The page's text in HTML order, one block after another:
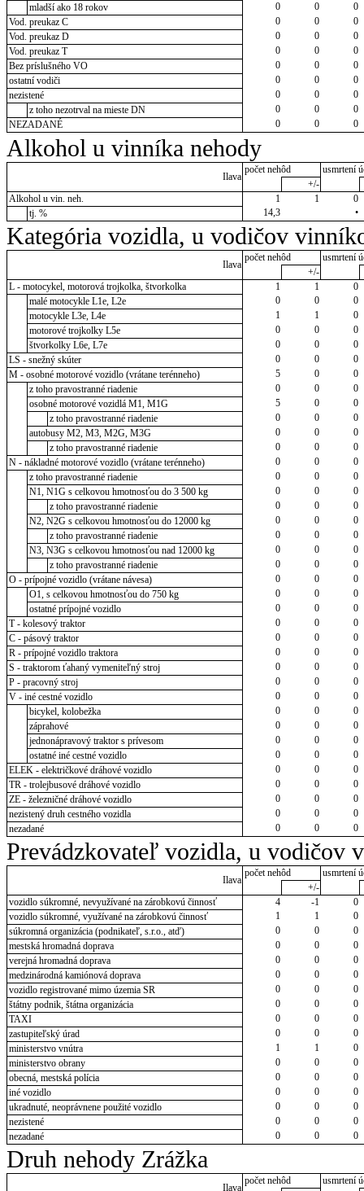
mladší ako 18 rokov
0 0
0
Vod. preukaz C
0 0
0
Vod. preukaz D
0 0
0
Vod. preukaz T
0 0
0
Bez príslušného VO
0 0
0
ostatní vodiči
0 0
0
nezistené
0 0
0
z toho nezotrval na mieste DN
0 0
0
NEZADANÉ
0 0 0
Alkohol u vinníka nehody
Ilava
počet nehôd
usmrtení
+/-
Alkohol u vin. neh.
1 1
0
tj. %
14,3 •
Kategória vozidla, u vodičov
Ilava
počet nehôd
usmrtení
+/-
L - motocykel, motorová trojkolka, štvorkolka
1 1
0
malé motocykle L1e, L2e
0 0
0
motocykle L3e, L4e
1 1
0
motorové trojkolky L5e
0 0
0
štvorkolky L6e, L7e
0 0
0
LS - snežný skúter
0 0
0
M - osobné motorové vozidlo (vrátane terénneho)
5 0
0
z toho pravostranné riadenie
0 0
0
osobné motorové vozidlá M1, M1G
5 0
0
z toho pravostranné riadenie
0 0
0
autobusy M2, M3, M2G, M3G
0 0
0
z toho pravostranné riadenie
0 0
0
N - nákladné motorové vozidlo (vrátane terénneho)
0 0
0
z toho pravostranné riadenie
0 0
0
N1, N1G s celkovou hmotnosťou do 3 500 kg
0 0
0
z toho pravostranné riadenie
0 0
0
N2, N2G s celkovou hmotnosťou do 12000 kg
0 0
0
z toho pravostranné riadenie
0 0
0
N3, N3G s celkovou hmotnosťou nad 12000 kg
0 0
0
z toho pravostranné riadenie
0 0
0
O - prípojné vozidlo (vrátane návesa)
0 0
0
O1, s celkovou hmotnosťou do 750 kg
0 0
0
ostatné prípojné vozidlo
0 0
0
T - kolesový traktor
0 0
0
C - pásový traktor
0 0
0
R - prípojné vozidlo traktora
0 0
0
S - traktorom ťahaný vymeniteľný stroj
0 0
0
P - pracovný stroj
0 0
0
V - iné cestné vozidlo
0 0
0
bicykel, kolobežka
0 0
0
záprahové
0 0
0
jednonápravový traktor s prívesom
0 0
0
ostatné iné cestné vozidlo
0 0
0
ELEK - električkové dráhové vozidlo
0 0
0
TR - trolejbusové dráhové vozidlo
0 0
0
ZE - železničné dráhové vozidlo
0 0
0
nezistený druh cestného vozidla
0 0
0
nezadané
0 0 0
Prevádzkovateľ vozidla, u vodičov
Ilava
počet nehôd
usmrtení
+/-
vozidlo súkromné, nevyužívané na zárobkovú činnosť
4 -1
0
vozidlo súkromné, využívané na zárobkovú činnosť
1 1
0
súkromná organizácia (podnikateľ, s.r.o., atď)
0 0
0
mestská hromadná doprava
0 0
0
verejná hromadná doprava
0 0
0
medzinárodná kamiónová doprava
0 0
0
vozidlo registrované mimo územia SR
0 0
0
štátny podnik, štátna organizácia
0 0
0
TAXI
0 0
0
zastupiteľský úrad
0 0
0
ministerstvo vnútra
1 1
0
ministerstvo obrany
0 0
0
obecná, mestská polícia
0 0
0
iné vozidlo
0 0
0
ukradnuté, neoprávnene použité vozidlo
0 0
0
nezistené
0 0
0
nezadané
0 0 0
Druh nehody Zrážka
Ilava
počet nehôd
usmrtení